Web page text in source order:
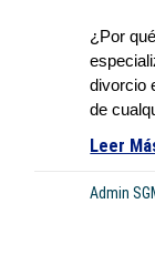
¿Por
divorcio
de
Leer
Admin